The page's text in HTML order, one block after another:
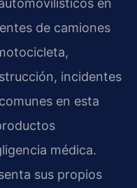
en
de camiones
incidentes
en esta
médica.
sus propios